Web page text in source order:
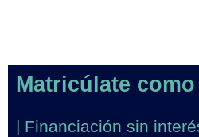
Matricúlate
| Financiación sin